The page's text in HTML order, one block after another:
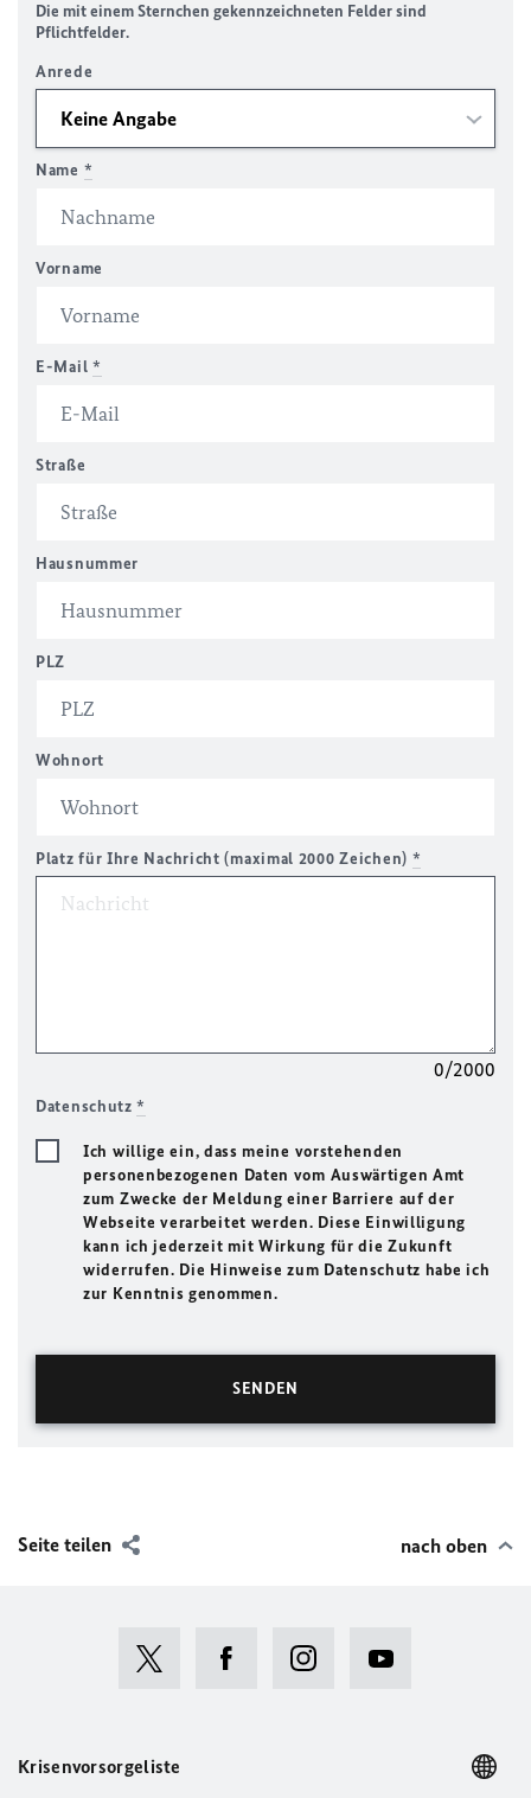
Die mit einem Sternchen gekennzeichneten Felder sind
Pflichtfelder.
Anrede
Name *
Vorname
E-Mail *
Straße
Hausnummer
PLZ
Wohnort
Platz für Ihre Nachricht (maximal 2000 Zeichen) *
0/2000
Datenschutz*
Ich willige ein, dass meine vorstehenden
personenbezogenen Daten vom Auswärtigen Amt
zum Zwecke der Meldung einer Barriere auf der
Webseite verarbeitet werden. Diese Einwilligung
kann ich jederzeit mit Wirkung für die Zukunft
widerrufen. Die Hinweise zum Datenschutz habe ich
zur Kenntnis genommen.
Seite teilen nach oben
Krisenvorsorgeliste